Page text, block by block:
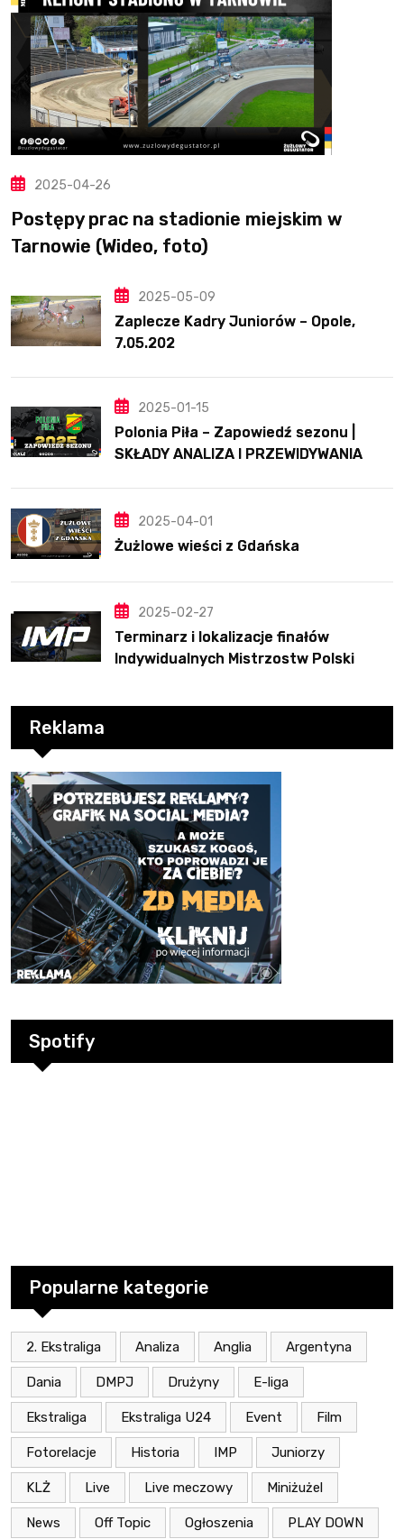
2025-04-26
Postępy prac na stadionie miejskim w
Tarnowie (Wideo, foto)
2025-05-09
Zaplecze Kadry Juniorów – Opole,
7.05.202
2025-01-15
Polonia Piła – Zapowiedź sezonu |
SKŁADY ANALIZA I PRZEWIDYWANIA
2025-04-01
Żużlowe wieści z Gdańska
2025-02-27
Terminarz i lokalizacje finałów
Indywidualnych Mistrzostw Polski
Reklama
Spotify
Popularne kategorie
2. Ekstraliga Analiza Anglia Argentyna
Dania DMPJ Drużyny E-liga
Ekstraliga Ekstraliga U24 Event Film
Fotorelacje Historia IMP Juniorzy
KLŻ Live Live meczowy Miniżużel
News Off Topic Ogłoszenia PLAY DOWN